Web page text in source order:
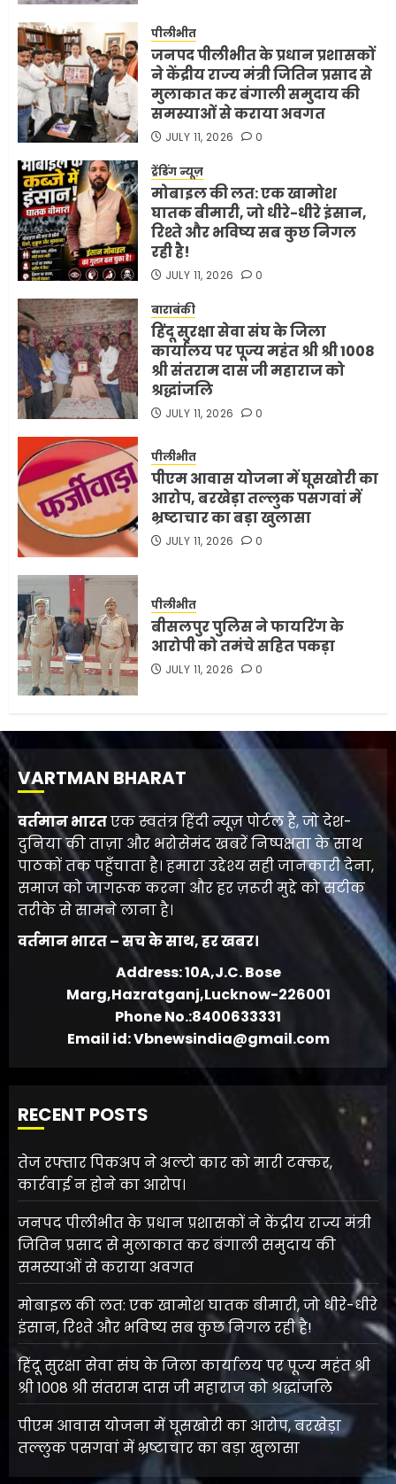
पीलीभीत
जनपद पीलीभीत के प्रधान प्रशासकों
ने केंद्रीय राज्य मंत्री जितिन प्रसाद से
मुलाकात कर बंगाली समुदाय की
समस्याओं से कराया अवगत
JULY 11, 2026 0
ट्रेंडिंग न्यूज़
मोबाइल की लत: एक खामोश
घातक बीमारी, जो धीरे-धीरे इंसान,
रिश्ते और भविष्य सब कुछ निगल
रही है!
JULY 11, 2026 0
बाराबंकी
हिंदू सुरक्षा सेवा संघ के जिला
कार्यालय पर पूज्य महंत श्री श्री 1008
श्री संतराम दास जी महाराज को
श्रद्धांजलि
JULY 11, 2026 0
पीलीभीत
पीएम आवास योजना में घूसखोरी का
आरोप, बरखेड़ा तल्लुक पसगवां में
भ्रष्टाचार का बड़ा खुलासा
JULY 11, 2026 0
पीलीभीत
बीसलपुर पुलिस ने फायरिंग के
आरोपी को तमंचे सहित पकड़ा
JULY 11, 2026 0
VARTMAN BHARAT
वर्तमान भारतएक स्वतंत्र हिंदी न्यूज़ पोर्टल है, जो देश-
दुनिया की ताज़ा और भरोसेमंद खबरें निष्पक्षता के साथ
पाठकों तक पहुँचाता है। हमारा उद्देश्य सही जानकारी देना,
समाज को जागरूक करना और हर ज़रूरी मुद्दे को सटीक
तरीके से सामने लाना है।
वर्तमान भारत – सच के साथ, हर खबर।
Address: 10A,J.C. Bose
Marg,Hazratganj,Lucknow-226001
Phone No.:8400633331
Email id: Vbnewsindia@gmail.com
RECENT POSTS
तेज रफ्तार पिकअप ने अल्टो कार को मारी टक्कर,
कार्रवाई न होने का आरोप।
जनपद पीलीभीत के प्रधान प्रशासकों ने केंद्रीय राज्य मंत्री
जितिन प्रसाद से मुलाकात कर बंगाली समुदाय की
समस्याओं से कराया अवगत
मोबाइल की लत: एक खामोश घातक बीमारी, जो धीरे-धीरे
इंसान, रिश्ते और भविष्य सब कुछ निगल रही है!
हिंदू सुरक्षा सेवा संघ के जिला कार्यालय पर पूज्य महंत श्री
श्री 1008 श्री संतराम दास जी महाराज को श्रद्धांजलि
पीएम आवास योजना में घूसखोरी का आरोप, बरखेड़ा
तल्लुक पसगवां में भ्रष्टाचार का बड़ा खुलासा